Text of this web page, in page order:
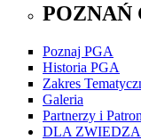
POZNAŃ
Poznaj PGA
Historia PGA
Zakres
Galeria
Partnerzy i
DLA